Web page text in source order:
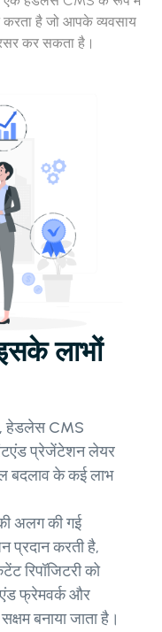
करता है जो आपके व्यवसाय
कर सकता है।
लाभों
हेडलेस CMS
प्रेजेंटेशन लेयर
बदलाव के कई लाभ
अलग की गई
प्रदान करती है,
रिपॉजिटरी को
फ्रेमवर्क और
बनाया जाता है।